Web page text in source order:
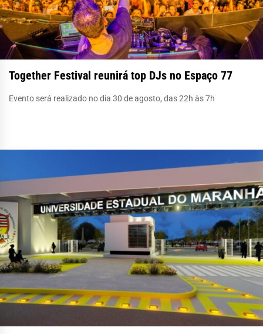
Together Festival reunirá top DJs no Espaço 77
Evento será realizado no dia 30 de agosto, das 22h às 7h